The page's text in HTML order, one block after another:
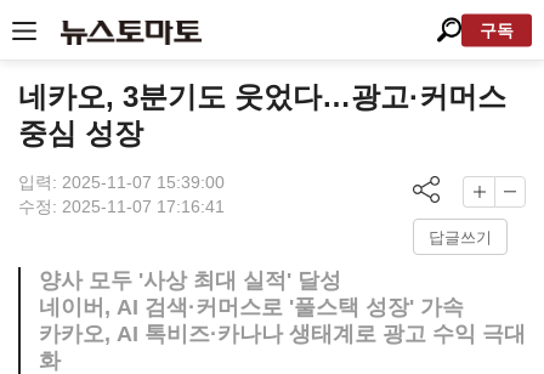
구독
네카오, 3분기도 웃었다…광고·커머스
중심 성장
입력: 2025-11-07 15:39:00
수정: 2025-11-07 17:16:41
답글쓰기
양사 모두 '사상 최대 실적' 달성
네이버, AI 검색·커머스로 '풀스택 성장' 가속
카카오, AI 톡비즈·카나나 생태계로 광고 수익 극대
화